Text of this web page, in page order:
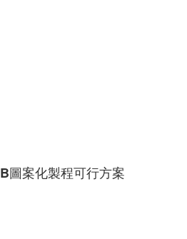
圖案化製程可行方案